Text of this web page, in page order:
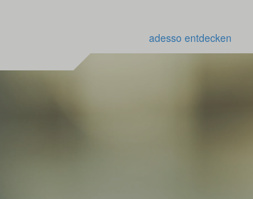
adesso entdecken